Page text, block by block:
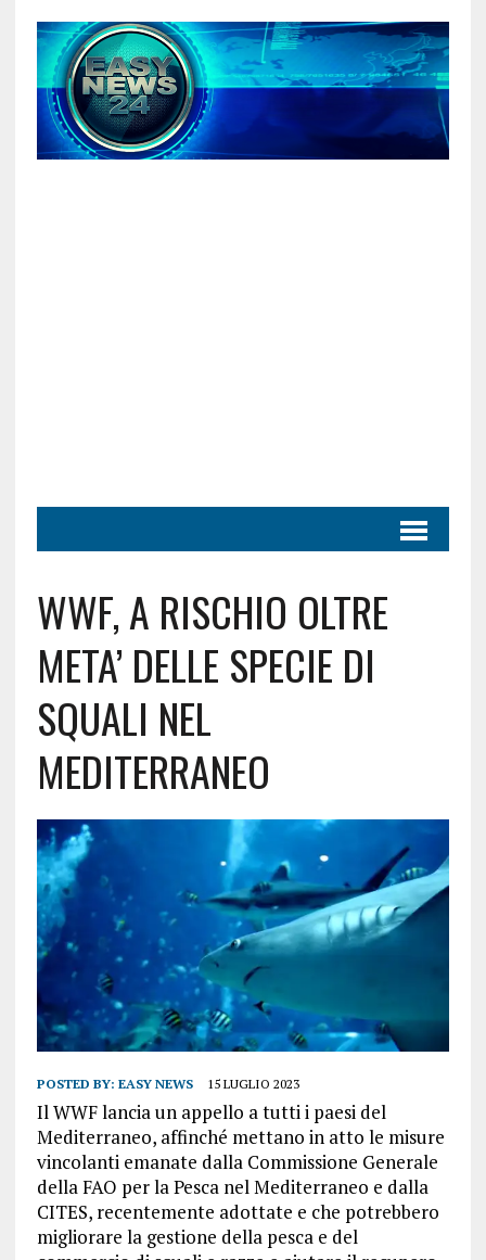
WWF, A RISCHIO OLTRE
META’ DELLE SPECIE DI
SQUALI NEL
MEDITERRANEO
POSTED BY: EASY NEWS 15 LUGLIO 2023
Il WWF lancia un appello a tutti i paesi del
Mediterraneo, affinché mettano in atto le misure
vincolanti emanate dalla Commissione Generale
della FAO per la Pesca nel Mediterraneo e dalla
CITES, recentemente adottate e che potrebbero
migliorare la gestione della pesca e del